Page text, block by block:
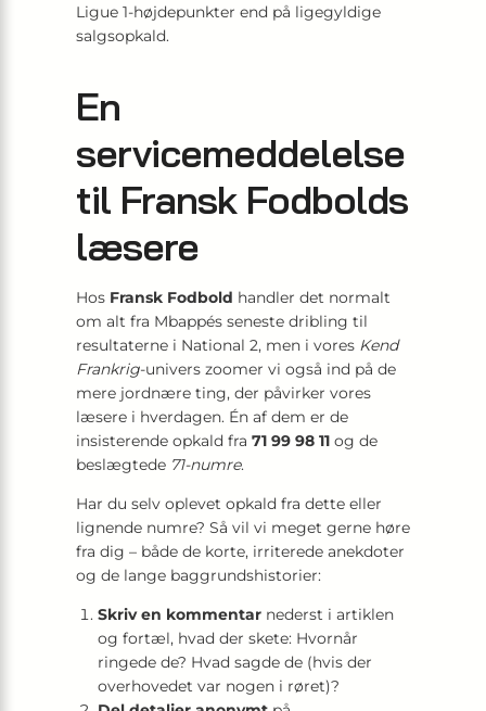
Ligue 1-højdepunkter end på ligegyldige
salgsopkald.
En
servicemeddelelse
til Fransk Fodbolds
læsere
Hos Fransk Fodbold handler det normalt
om alt fra Mbappés seneste dribling til
resultaterne i National 2, men i vores Kend
Frankrig-univers zoomer vi også ind på de
mere jordnære ting, der påvirker vores
læsere i hverdagen. Én af dem er de
insisterende opkald fra 71 99 98 11 og de
beslægtede 71-numre.
Har du selv oplevet opkald fra dette eller
lignende numre? Så vil vi meget gerne høre
fra dig – både de korte, irriterede anekdoter
og de lange baggrundshistorier:
Skriv en kommentar nederst i artiklen
og fortæl, hvad der skete: Hvornår
ringede de? Hvad sagde de (hvis der
overhovedet var nogen i røret)?